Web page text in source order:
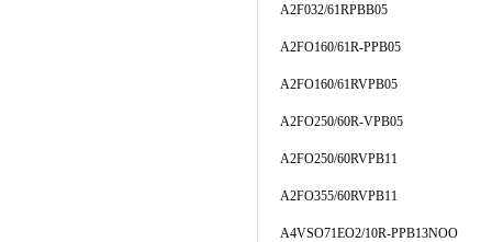
A2F032/61RPBB05
A2FO160/61R-PPB05
A2FO160/61RVPB05
A2FO250/60R-VPB05
A2FO250/60RVPB11
A2FO355/60RVPB11
A4VSO71EO2/10R-PPB13NOO